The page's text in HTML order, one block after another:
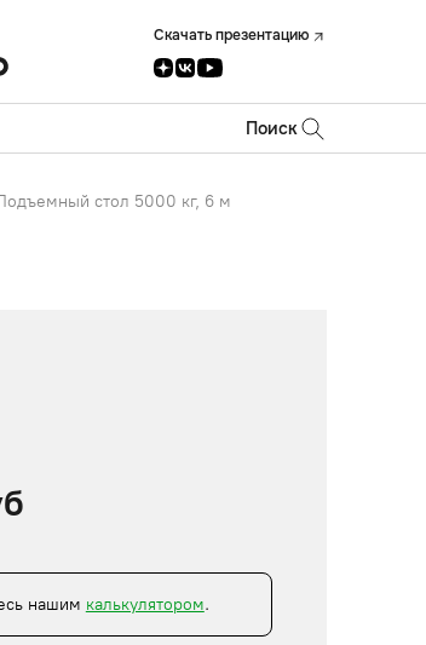
Скачать презентацию
Поиск
стол 5000 кг, 6 м
нашим калькулятором.